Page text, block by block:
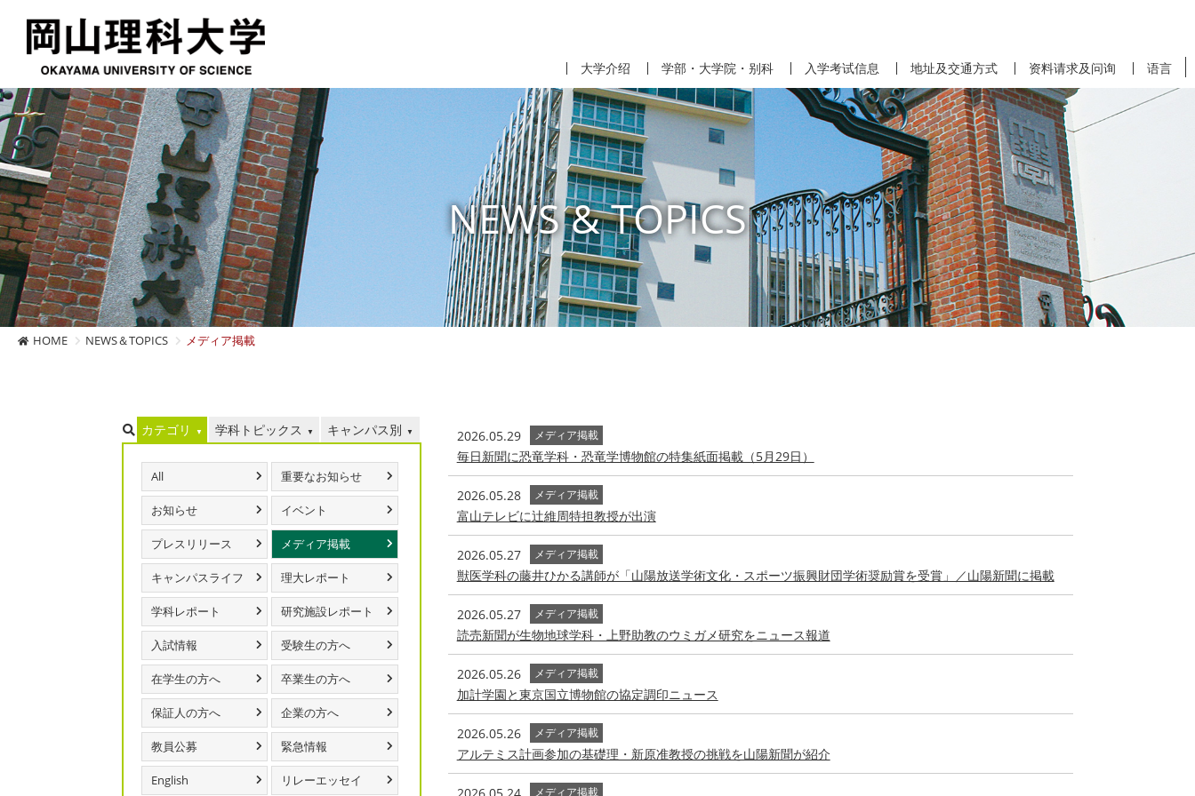
大学介绍 学部・大学院・别科 入学考试信息 地址及交通方式 资料请求及问询 语言
NEWS & TOPICS
HOME NEWS＆TOPICS メディア掲載
カテゴリ 学科トピックス キャンパス別
All 重要なお知らせ
お知らせ イベント
プレスリリース メディア掲載
キャンパスライフ 理大レポート
学科レポート 研究施設レポート
入試情報 受験生の方へ
在学生の方へ 卒業生の方へ
保証人の方へ 企業の方へ
教員公募 緊急情報
English リレーエッセイ
2026.05.29 メディア掲載
毎日新聞に恐竜学科・恐竜学博物館の特集紙面掲載（5月29日）
2026.05.28 メディア掲載
富山テレビに辻維周特担教授が出演
2026.05.27 メディア掲載
獣医学科の藤井ひかる講師が「山陽放送学術文化・スポーツ振興財団学術奨励賞を受賞」／山陽新聞に掲載
2026.05.27 メディア掲載
読売新聞が生物地球学科・上野助教のウミガメ研究をニュース報道
2026.05.26 メディア掲載
加計学園と東京国立博物館の協定調印ニュース
2026.05.26 メディア掲載
アルテミス計画参加の基礎理・新原准教授の挑戦を山陽新聞が紹介
メディア掲載